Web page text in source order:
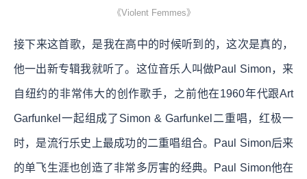
《Violent Femmes》
接下来这首歌，是我在高中的时候听到的，这次是真的，
他一出新专辑我就听了。这位音乐人叫做Paul Simon，来
自纽约的非常伟大的创作歌手，之前他在1960年代跟Art
Garfunkel一起组成了Simon & Garfunkel二重唱，红极一
时，是流行乐史上最成功的二重唱组合。Paul Simon后来
的单飞生涯也创造了非常多厉害的经典。Paul Simon他在